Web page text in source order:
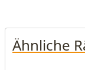
Ähnliche